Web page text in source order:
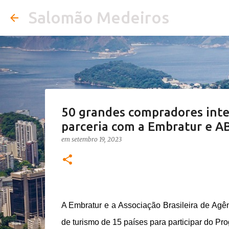
Salomão Medeiros
50 grandes compradores
parceria com a Embratur e
em setembro 19, 2023
A Embratur e a Associação Brasileira de
de turismo de 15 países para participar do